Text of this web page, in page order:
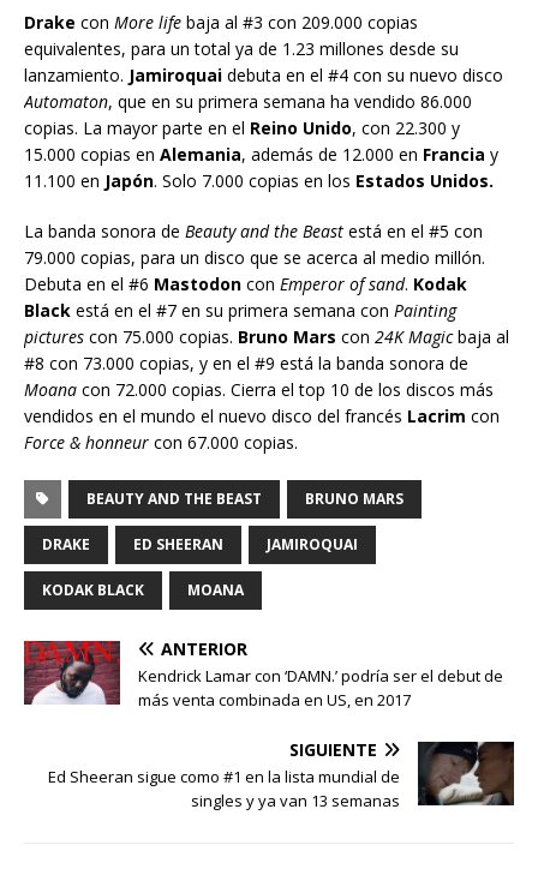
Drake con More life baja al #3 con 209.000 copias
equivalentes, para un total ya de 1.23 millones desde su
lanzamiento. Jamiroquai debuta en el #4 con su nuevo disco
Automaton, que en su primera semana ha vendido 86.000
copias. La mayor parte en el Reino Unido, con 22.300 y
15.000 copias en Alemania, además de 12.000 en Francia y
11.100 en Japón. Solo 7.000 copias en los Estados Unidos.
La banda sonora de Beauty and the Beast está en el #5 con
79.000 copias, para un disco que se acerca al medio millón.
Debuta en el #6 Mastodon con Emperor of sand. Kodak
Black está en el #7 en su primera semana con Painting
pictures con 75.000 copias. Bruno Mars con 24K Magicbaja al
#8 con 73.000 copias, y en el #9 está la banda sonora de
Moana con 72.000 copias. Cierra el top 10 de los discos más
vendidos en el mundo el nuevo disco del francés Lacrim con
Force & honneur con 67.000 copias.
BEAUTY AND THE BEAST BRUNO MARS
DRAKE ED SHEERAN JAMIROQUAI
KODAK BLACK MOANA
ANTERIOR
Kendrick Lamar con ‘DAMN.’ podría ser el debut de
más venta combinada en US, en 2017
SIGUIENTE
Ed Sheeran sigue como #1 en la lista mundial de
singles y ya van 13 semanas